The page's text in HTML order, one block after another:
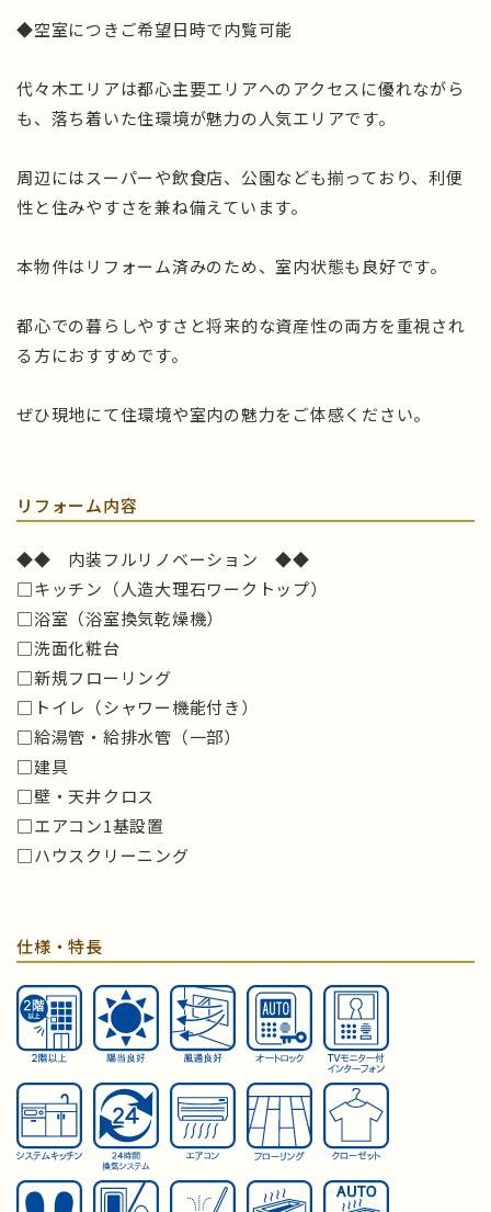
◆空室につきご希望日時で内覧可能
代々木エリアは都心主要エリアへのアクセスに優れながら
も、落ち着いた住環境が魅力の人気エリアです。
周辺にはスーパーや飲食店、公園なども揃っており、利便
性と住みやすさを兼ね備えています。
本物件はリフォーム済みのため、室内状態も良好です。
都心での暮らしやすさと将来的な資産性の両方を重視され
る方におすすめです。
ぜひ現地にて住環境や室内の魅力をご体感ください。
リフォーム内容
◆◆ 内装フルリノベーション ◆◆
□キッチン（人造大理石ワークトップ）
□浴室（浴室換気乾燥機）
□洗面化粧台
□新規フローリング
□トイレ（シャワー機能付き）
□給湯管・給排水管（一部）
□建具
□壁・天井クロス
□エアコン1基設置
□ハウスクリーニング
仕様・特長